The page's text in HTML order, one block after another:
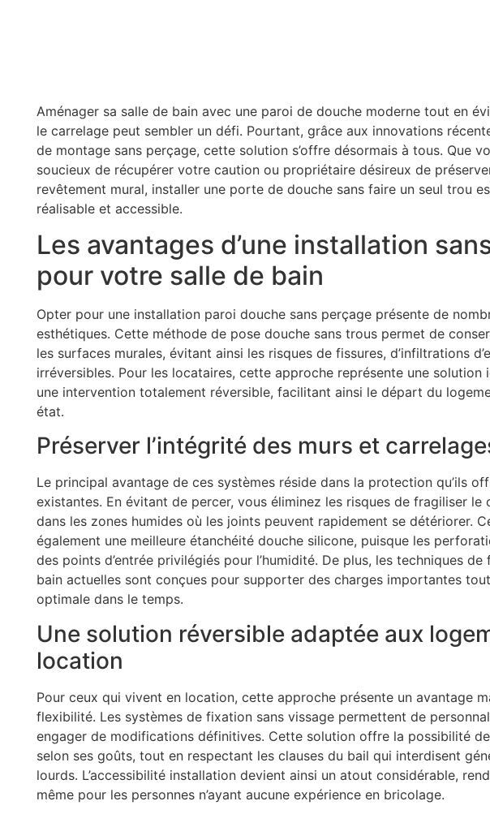
Aménager sa salle de bain avec une paroi de douche moderne tout en
le carrelage peut sembler un défi. Pourtant, grâce aux innovations
de montage sans perçage, cette solution s’offre désormais à tous. Que
soucieux de récupérer votre caution ou propriétaire désireux de
revêtement mural, installer une porte de douche sans faire un seul trou
réalisable et accessible.
Les avantages d’une installation
pour votre salle de bain
Opter pour une installation paroi douche sans perçage présente de
esthétiques. Cette méthode de pose douche sans trous permet de
les surfaces murales, évitant ainsi les risques de fissures, d’infiltrations
irréversibles. Pour les locataires, cette approche représente une solution
une intervention totalement réversible, facilitant ainsi le départ du
état.
Préserver l’intégrité des murs et
Le principal avantage de ces systèmes réside dans la protection qu’ils
existantes. En évitant de percer, vous éliminez les risques de fragiliser le
dans les zones humides où les joints peuvent rapidement se détériorer.
également une meilleure étanchéité douche silicone, puisque les
des points d’entrée privilégiés pour l’humidité. De plus, les techniques
bain actuelles sont conçues pour supporter des charges importantes
optimale dans le temps.
Une solution réversible adaptée aux
location
Pour ceux qui vivent en location, cette approche présente un avantage
flexibilité. Les systèmes de fixation sans vissage permettent de
engager de modifications définitives. Cette solution offre la possibilité
selon ses goûts, tout en respectant les clauses du bail qui interdisent
lourds. L’accessibilité installation devient ainsi un atout considérable,
même pour les personnes n’ayant aucune expérience en bricolage.